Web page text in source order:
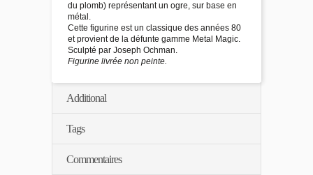
du plomb) représentant un ogre, sur base en
métal.
Cette figurine est un classique des années 80
et provient de la défunte gamme Metal Magic.
Sculpté par Joseph Ochman.
Figurine livrée non peinte.
Additional
Tags
Commentaires